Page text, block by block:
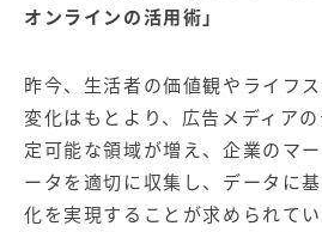
【塾・個別塾業界向け】新規
集客Web広告パッケージ
商圏ねらいうちパッケージ
Web制作の製品
オンラインの活用術」
昨今、生活者の価値観やライフ
変化はもとより、広告メディア
定可能な領域が増え、企業のマ
ータを適切に収集し、データに
化を実現することが求められてい